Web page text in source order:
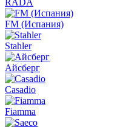
FM (Испания)
Stahler
Айсберг
Casadio
Fiamma